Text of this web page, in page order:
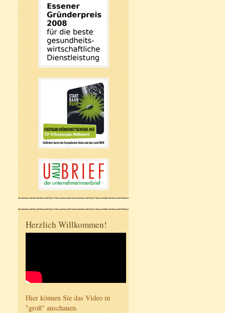
Herzlich Willkommen!
Hier können Sie das Video in
"groß" anschauen.